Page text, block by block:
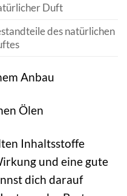
Duft
des natürlichen
Anbau
Ölen
Inhaltsstoffe
und eine gute
dich darauf